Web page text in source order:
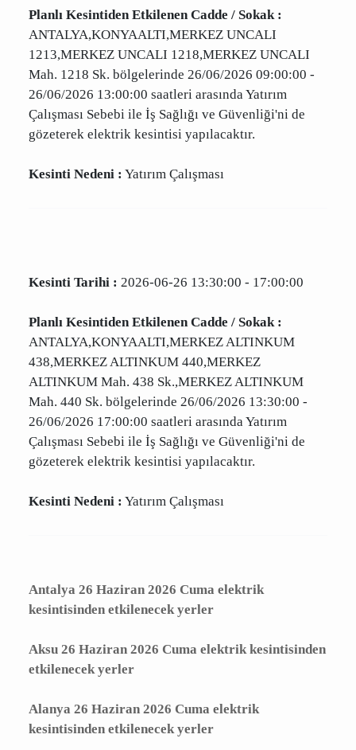
Kesinti Tarihi :2026-06-26 09:00:00 - 13:00:00
Planlı Kesintiden Etkilenen Cadde / Sokak :
ANTALYA,KONYAALTI,MERKEZ UNCALI
1213,MERKEZ UNCALI 1218,MERKEZ UNCALI
Mah. 1218 Sk. bölgelerinde 26/06/2026
09:00:00 - 26/06/2026 13:00:00 saatleri
ve Güvenliği'ni de gözeterek elektrik kesintisi
Kesinti Tarihi :2026-06-26 13:30:00 - 17:00:00
Planlı Kesintiden Etkilenen Cadde / Sokak :
ANTALYA,KONYAALTI,MERKEZ ALTINKUM
438,MERKEZ ALTINKUM 440,MERKEZ
ALTINKUM Mah. 438 Sk.,MERKEZ ALTINKUM
Mah. 440 Sk. bölgelerinde 26/06/2026 13:30:00
Çalışması Sebebi ile İş Sağlığı ve Güvenliği'ni de
Antalya 26 Haziran 2026 Cuma elektrik
kesintisinden etkilenecek yerler
Aksu 26 Haziran 2026 Cuma elektrik
kesintisinden etkilenecek yerler